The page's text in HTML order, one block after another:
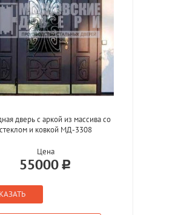
дверь с аркой из массива со
стеклом и ковкой МД-3308
Цена
55000